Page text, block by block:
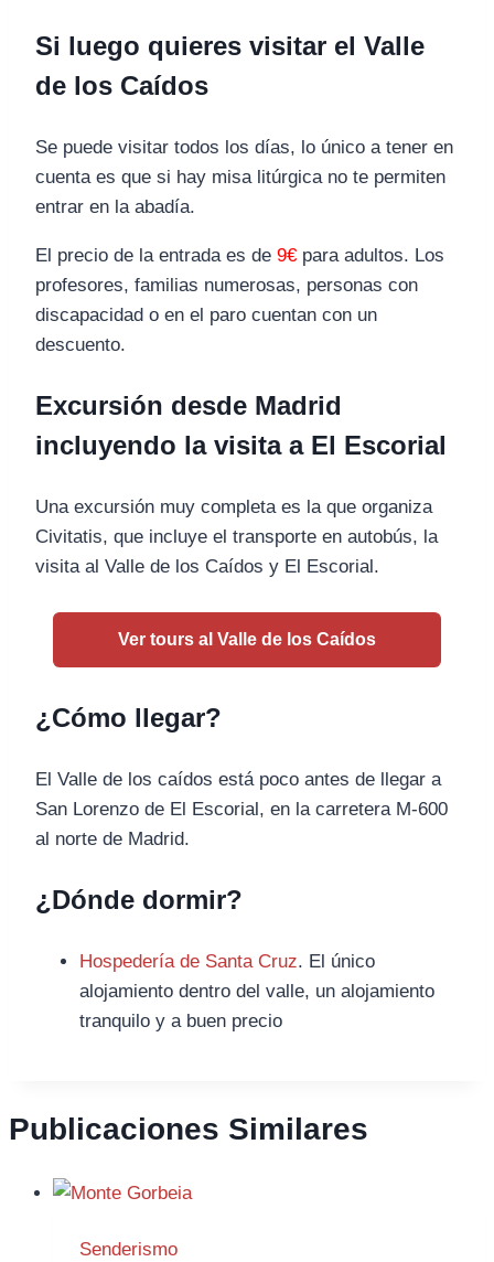
Si luego quieres visitar el Valle
de los Caídos
Se puede visitar todos los días, lo único a tener en
cuenta es que si hay misa litúrgica no te permiten
entrar en la abadía.
El precio de la entrada es de 9€ para adultos. Los
profesores, familias numerosas, personas con
discapacidad o en el paro cuentan con un
descuento.
Excursión desde Madrid
incluyendo la visita a El Escorial
Una excursión muy completa es la que organiza
Civitatis, que incluye el transporte en autobús, la
visita al Valle de los Caídos y El Escorial.
Ver tours al Valle de los Caídos
¿Cómo llegar?
El Valle de los caídos está poco antes de llegar a
San Lorenzo de El Escorial, en la carretera M-600
al norte de Madrid.
¿Dónde dormir?
Hospedería de Santa Cruz. El único
alojamiento dentro del valle, un alojamiento
tranquilo y a buen precio
Publicaciones Similares
Senderismo